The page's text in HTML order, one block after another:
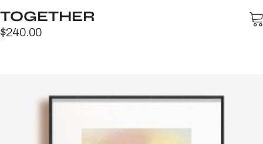
TOGETHER
$240.00